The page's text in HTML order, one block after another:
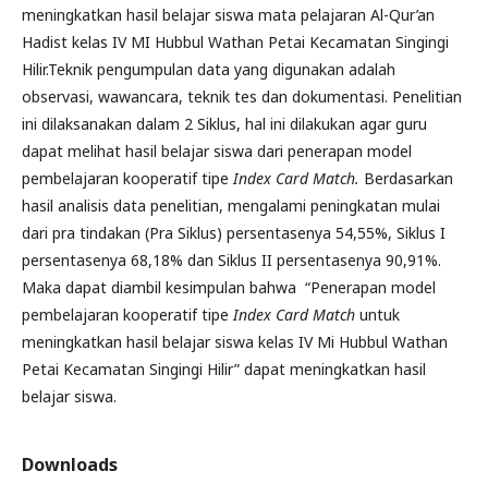
meningkatkan hasil belajar siswa mata pelajaran Al-Qur’an
Hadist kelas IV MI Hubbul Wathan Petai Kecamatan Singingi
Hilir.Teknik pengumpulan data yang digunakan adalah
observasi, wawancara, teknik tes dan dokumentasi. Penelitian
ini dilaksanakan dalam 2 Siklus, hal ini dilakukan agar guru
dapat melihat hasil belajar siswa dari penerapan model
pembelajaran kooperatif tipeIndex Card Match. Berdasarkan
hasil analisis data penelitian, mengalami peningkatan mulai
dari pra tindakan (Pra Siklus) persentasenya 54,55%, Siklus I
persentasenya 68,18% dan Siklus II persentasenya 90,91%.
Maka dapat diambil kesimpulan bahwa “Penerapan model
pembelajaran kooperatif tipeIndex Card Match untuk
meningkatkan hasil belajar siswa kelas IV Mi Hubbul Wathan
Petai Kecamatan Singingi Hilir” dapat meningkatkan hasil
belajar siswa.
Downloads